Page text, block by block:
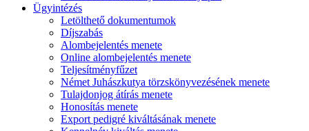
Ügyintézés
Letölthető dokumentumok
Díjszabás
Alombejelentés menete
Online alombejelentés menete
Teljesítményfűzet
Német Juhászkutya törzskönyvezésének menete
Tulajdonjog átírás menete
Honosítás menete
Export pedigré kiváltásának menete